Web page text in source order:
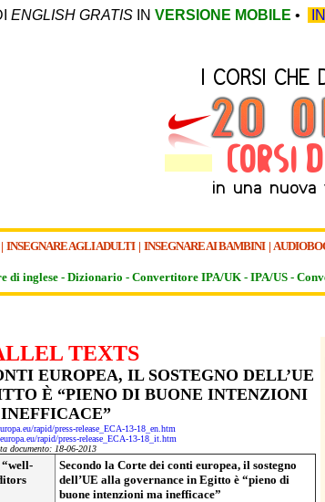
ENGLISH GRATIS IN VERSIONE MOBILE •
INSEGNARE AGLI ADULTI | INSEGNARE AI BAMBINI|
di inglese - Dizionario - Convertitore IPA/UK - IPA/US -
TEXTS
EUROPEA, IL SOSTEGNO DELL’UE
È “PIENO DI BUONE INTENZIONI
rapid/press-release_ECA-13-18_en.htm
rapid/press-release_ECA-13-18_it.htm
documento: 18-06-2013
Secondo la Corte dei conti europea, il sostegno
dell’UE alla governance in Egitto è “pieno di
buone intenzioni ma inefficace”